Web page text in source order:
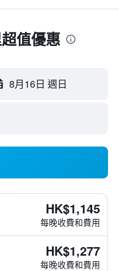
值優惠
8月16日 週日
HK$1,145
每晚收費和費用
HK$1,277
每晚收費和費用